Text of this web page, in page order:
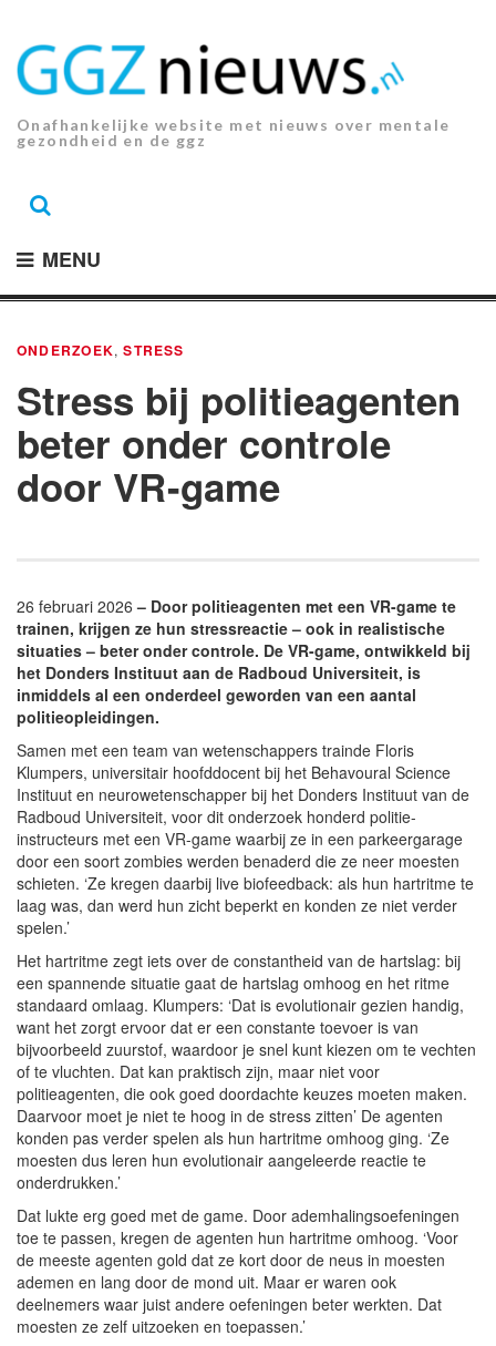
inhoud.
Onafhankelijke website met nieuws over mentale
gezondheid en de ggz
MENU
ONDERZOEK,STRESS
Stress bij politieagenten
beter onder controle
door VR-game
26 februari 2026– Door politieagenten met een VR-game te
trainen, krijgen ze hun stressreactie – ook in realistische
situaties – beter onder controle. De VR-game, ontwikkeld bij
het Donders Instituut aan de Radboud Universiteit, is
inmiddels al een onderdeel geworden van een aantal
politieopleidingen.
Samen met een team van wetenschappers trainde Floris
Klumpers, universitair hoofddocent bij het Behavoural Science
Instituut en neurowetenschapper bij het Donders Instituut van de
Radboud Universiteit, voor dit onderzoek honderd politie-
instructeurs met een VR-game waarbij ze in een parkeergarage
door een soort zombies werden benaderd die ze neer moesten
schieten. ‘Ze kregen daarbij live biofeedback: als hun hartritme te
laag was, dan werd hun zicht beperkt en konden ze niet verder
spelen.’
Het hartritme zegt iets over de constantheid van de hartslag: bij
een spannende situatie gaat de hartslag omhoog en het ritme
standaard omlaag. Klumpers: ‘Dat is evolutionair gezien handig,
want het zorgt ervoor dat er een constante toevoer is van
bijvoorbeeld zuurstof, waardoor je snel kunt kiezen om te vechten
of te vluchten. Dat kan praktisch zijn, maar niet voor
politieagenten, die ook goed doordachte keuzes moeten maken.
Daarvoor moet je niet te hoog in de stress zitten’ De agenten
konden pas verder spelen als hun hartritme omhoog ging. ‘Ze
moesten dus leren hun evolutionair aangeleerde reactie te
onderdrukken.’
Dat lukte erg goed met de game. Door ademhalingsoefeningen
toe te passen, kregen de agenten hun hartritme omhoog. ‘Voor
de meeste agenten gold dat ze kort door de neus in moesten
ademen en lang door de mond uit. Maar er waren ook
deelnemers waar juist andere oefeningen beter werkten. Dat
moesten ze zelf uitzoeken en toepassen.’